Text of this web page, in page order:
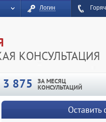
Логин
КОНСУЛЬТАЦИЯ
3 875 ЗА МЕСЯЦ
КОНСУЛЬТАЦИЙ